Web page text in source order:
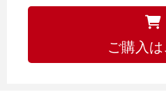
ご購入は